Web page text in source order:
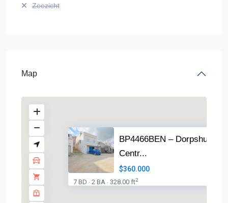
Zeezicht
Map
BP4466BEN – Dorpshuis in
Centr...
$360.000
7 BD · 2 BA · 328.00 ft2